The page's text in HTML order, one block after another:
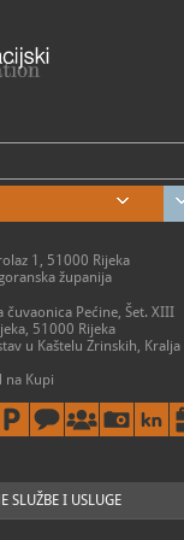
1, 51000 Rijeka
županija
čuvaonica Pećine, Šet. XIII
51000 Rijeka
u Kaštelu Zrinskih, Kralja
na Kupi
- nedelja: 9 - 20 h
u Kaštelu Zrinskih, Brod na
SLUŽBE I USLUGE